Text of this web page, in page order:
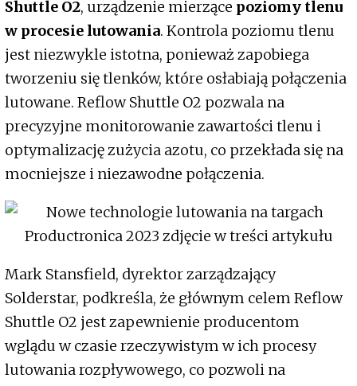
Shuttle O2, urządzenie mierzące poziomy tlenu
w procesie lutowania. Kontrola poziomu tlenu
jest niezwykle istotna, ponieważ zapobiega
tworzeniu się tlenków, które osłabiają połączenia
lutowane. Reflow Shuttle O2 pozwala na
precyzyjne monitorowanie zawartości tlenu i
optymalizację zużycia azotu, co przekłada się na
mocniejsze i niezawodne połączenia.
Mark Stansfield, dyrektor zarządzający
Solderstar, podkreśla, że głównym celem Reflow
Shuttle O2 jest zapewnienie producentom
wglądu w czasie rzeczywistym w ich procesy
lutowania rozpływowego, co pozwoli na